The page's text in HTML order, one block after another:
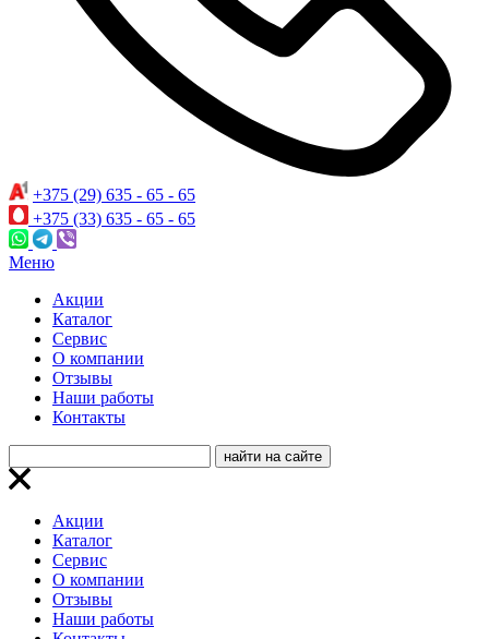
+375 (29) 635 - 65 - 65
+375 (33) 635 - 65 - 65
Меню
Акции
Каталог
Сервис
О компании
Отзывы
Наши работы
Контакты
Акции
Каталог
Сервис
О компании
Отзывы
Наши работы